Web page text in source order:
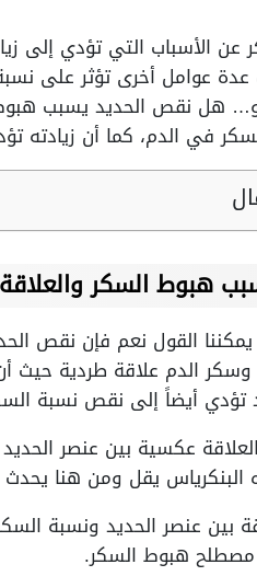
عن الأسباب التي تؤدي إلى
عوامل أخرى تؤثر على
هل نقص الحديد يسبب هبوط
في الدم، كما أن زيادته
هبوط السكر
القول نعم فإن نقص
وسكر الدم علاقة طردية
أيضاً إلى نقص نسبة
عكسية بين عنصر
البنكرياس يقل ومن هنا
بين عنصر الحديد
مصطلح هبوط السكر.